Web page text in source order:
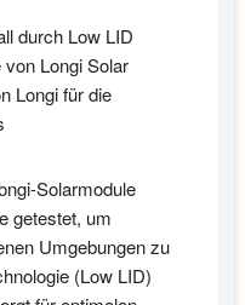
durch Low LID
Longi Solar
Longi für die
Solarmodule
getestet, um
Umgebungen zu
(Low LID)